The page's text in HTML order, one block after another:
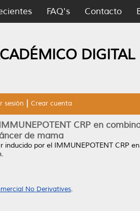
FAQ's Contacto
DIGITAL
sesión Crear cuenta
CRP en
de mama
por el IMMUNEPOTENT CRP
No Derivatives.